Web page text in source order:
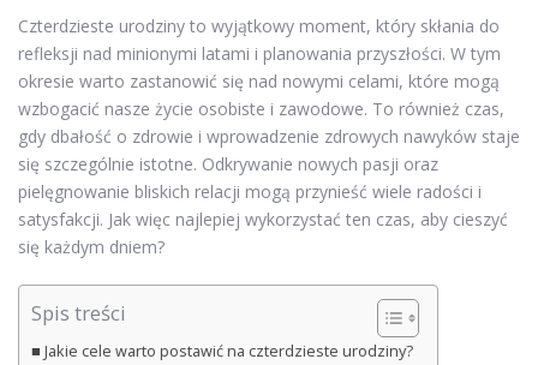
Czterdzieste urodziny to wyjątkowy moment, który skłania do
refleksji nad minionymi latami i planowania przyszłości. W tym
okresie warto zastanowić się nad nowymi celami, które mogą
wzbogacić nasze życie osobiste i zawodowe. To również czas,
gdy dbałość o zdrowie i wprowadzenie zdrowych nawyków staje
się szczególnie istotne. Odkrywanie nowych pasji oraz
pielęgnowanie bliskich relacji mogą przynieść wiele radości i
satysfakcji. Jak więc najlepiej wykorzystać ten czas, aby cieszyć
się każdym dniem?
Spis treści
Jakie cele warto postawić na czterdzieste urodziny?